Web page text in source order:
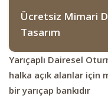
Ücretsiz Mimari
Tasarım
Yarıçaplı Dairesel
halka açık alanlar için
bir yarıçap bankıdır